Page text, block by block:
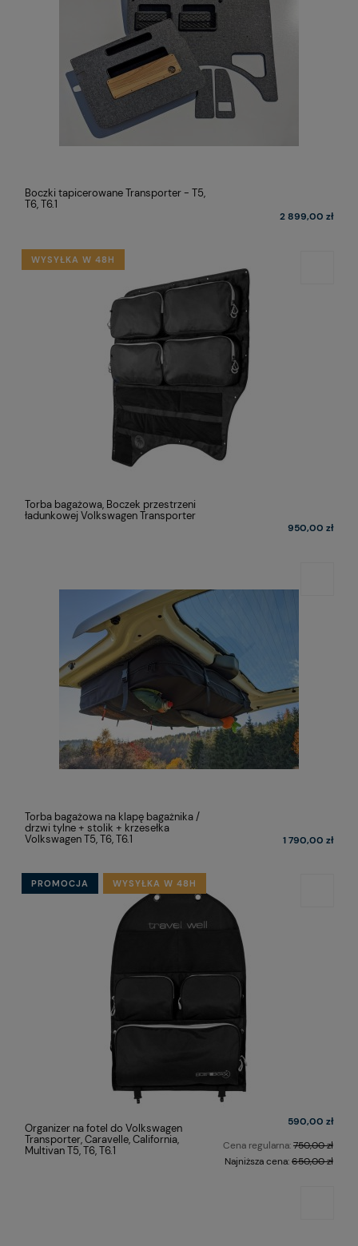
Boczki tapicerowane Transporter - T5,
T6, T6.1
2 899,00 zł
Torba bagażowa, Boczek przestrzeni
ładunkowej Volkswagen Transporter
950,00 zł
WYSYŁKA W 48H
Torba bagażowa na klapę bagażnika /
drzwi tylne + stolik + krzesełka
Volkswagen T5, T6, T6.1
1 790,00 zł
Organizer na fotel do Volkswagen
Transporter, Caravelle, California,
Multivan T5, T6, T6.1
590,00 zł
Cena regularna:750,00 zł
Najniższa cena:650,00 zł
PROMOCJA WYSYŁKA W 48H